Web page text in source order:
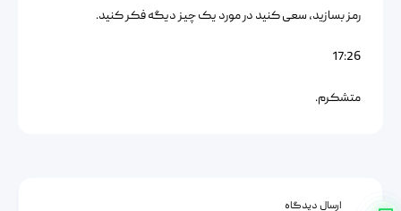
رمز بسازید، سعی کنید در مورد یک چیز دیگه فکر کنید.
17:26
متشکرم.
ارسال دیدگاه